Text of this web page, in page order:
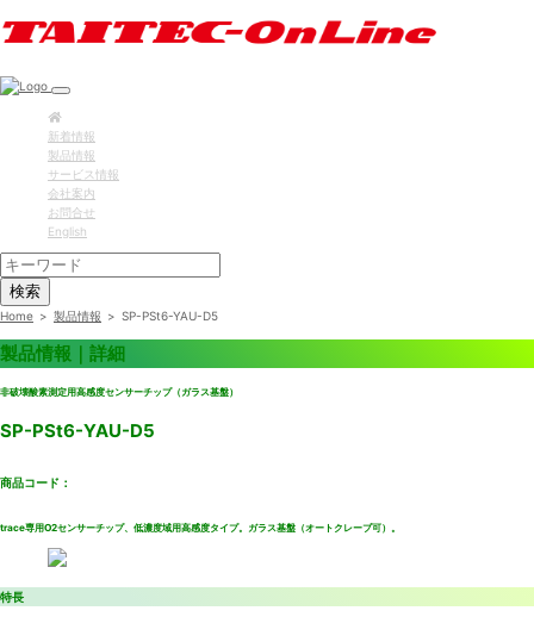
新着情報
製品情報
サービス情報
会社案内
お問合せ
English
検索
Home > 製品情報 > SP-PSt6-YAU-D5
製品情報｜詳細
非破壊酸素測定用高感度センサーチップ（ガラス基盤）
SP-PSt6-YAU-D5
商品コード：
trace専用O2センサーチップ、低濃度域用高感度タイプ。ガラス基盤（オートクレーブ可）。
特長